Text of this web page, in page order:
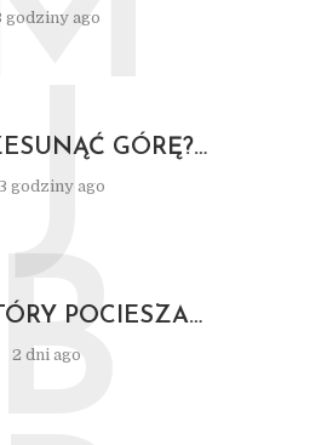
godziny ago
GÓRĘ?…
godziny ago
J
POCIESZA…
2 dni ago